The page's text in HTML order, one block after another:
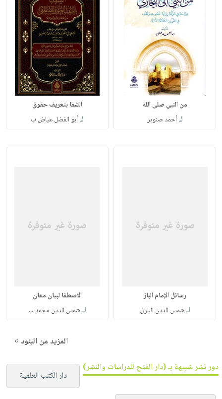
من النبي صلى الله
لـأحمد صنوبر
الشفا بتعريف حقوق
لـأبو الفضل عياض ب
رسائل الإمام الباز
لـشمس الدين البازل
الاصطفا لبيان معان
لـشمس الدين محمد ب
المزيد من البنود »
دور نشر شبيهة بـ (دار الفتح للدراسات والنشر)
دار الكتب العلمية